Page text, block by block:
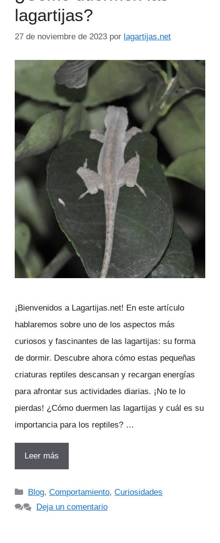
lagartijas?
27 de noviembre de 2023 por lagartijas.net
¡Bienvenidos a Lagartijas.net! En este artículo
hablaremos sobre uno de los aspectos más
curiosos y fascinantes de las lagartijas: su forma
de dormir. Descubre ahora cómo estas pequeñas
criaturas reptiles descansan y recargan energías
para afrontar sus actividades diarias. ¡No te lo
pierdas! ¿Cómo duermen las lagartijas y cuál es su
importancia para los reptiles? …
Leer más
Categorías
Blog,Comportamiento,Curiosidades
Deja un comentario